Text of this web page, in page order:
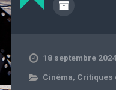
18 septembre 2024
Cinéma, Critiques